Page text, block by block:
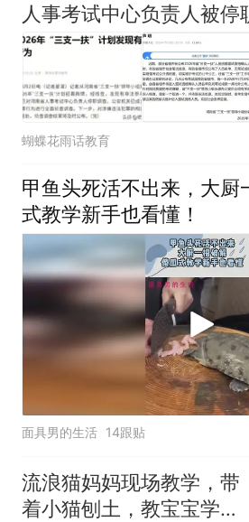
人事考试中心负责人被停
蝴蝶花雨话教育
甲鱼头死活不出来，大厨
式教学新手也看懂！
面具男的生活 14跟贴
流浪猫妈妈现场教学，带
着小猫刨土，教宝宝学习